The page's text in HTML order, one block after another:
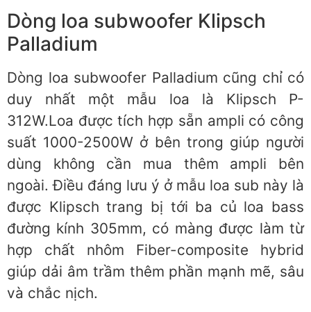
Dòng loa subwoofer Klipsch
Palladium
Dòng loa subwoofer Palladium cũng chỉ có
duy nhất một mẫu loa là Klipsch P-
312W.Loa được tích hợp sẵn ampli có công
suất 1000-2500W ở bên trong giúp người
dùng không cần mua thêm ampli bên
ngoài. Điều đáng lưu ý ở mẫu loa sub này là
được Klipsch trang bị tới ba củ loa bass
đường kính 305mm, có màng được làm từ
hợp chất nhôm Fiber-composite hybrid
giúp dải âm trầm thêm phần mạnh mẽ, sâu
và chắc nịch.